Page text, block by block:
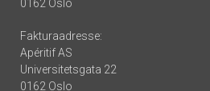
0162 Oslo
Fakturaadresse:
Apéritif AS
Universitetsgata 22
0162 Oslo